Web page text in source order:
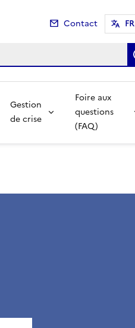
Contact FR
Gestion
de crise
Foire aux
questions
(FAQ)